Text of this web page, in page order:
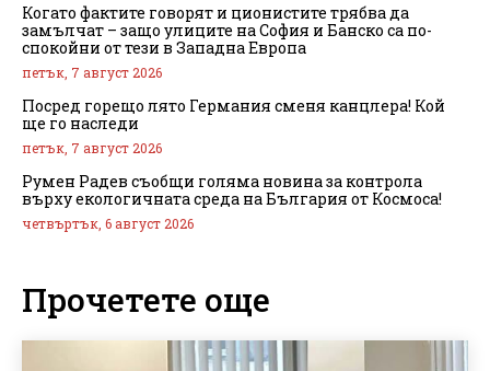
Когато фактите говорят и ционистите трябва да
замълчат – защо улиците на София и Банско са по-
спокойни от тези в Западна Европа
петък, 7 август 2026
Посред горещо лято Германия сменя канцлера! Кой
ще го наследи
петък, 7 август 2026
Румен Радев съобщи голяма новина за контрола
върху екологичната среда на България от Космоса!
четвъртък, 6 август 2026
Прочетете още